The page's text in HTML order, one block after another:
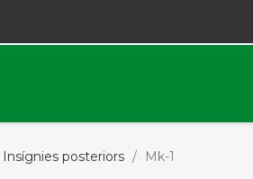
Insígnies posteriors Mk-1